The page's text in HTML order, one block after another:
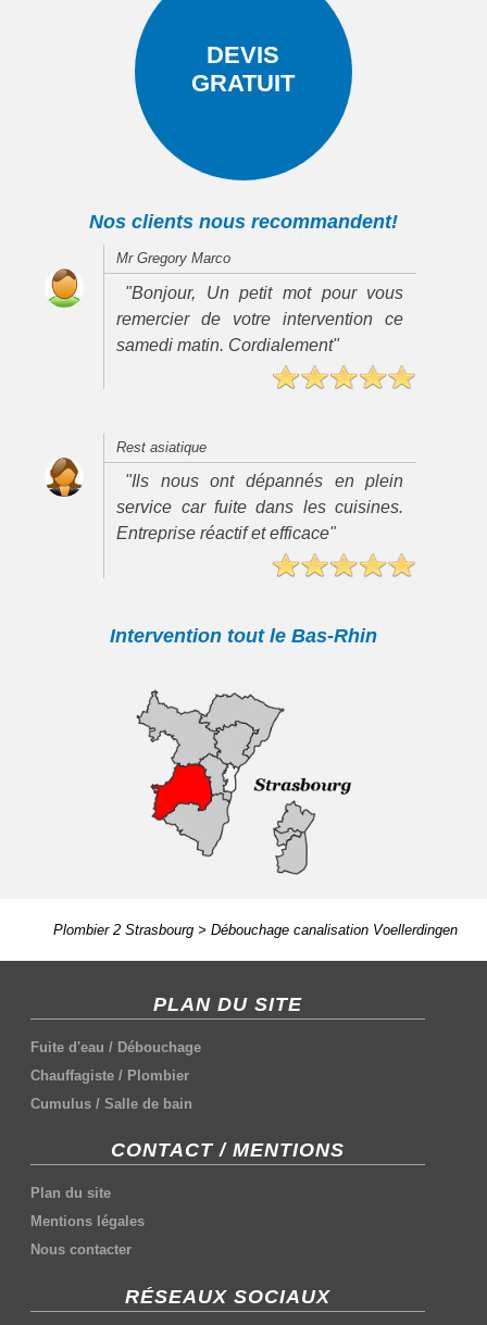
DEVIS
GRATUIT
Nos clients nous recommandent!
Mr Gregory Marco
"Bonjour, Un petit mot pour vous
remercier de votre intervention ce
samedi matin. Cordialement"
Rest asiatique
"Ils nous ont dépannés en plein
service car fuite dans les cuisines.
Entreprise réactif et efficace"
Intervention tout le Bas-Rhin
Plombier 2 Strasbourg> Débouchage canalisation Voellerdingen
PLAN DU SITE
Fuite d'eau / Débouchage
Chauffagiste / Plombier
Cumulus /Salle de bain
CONTACT / MENTIONS
Plan du site
Mentions légales
Nous contacter
RÉSEAUX SOCIAUX